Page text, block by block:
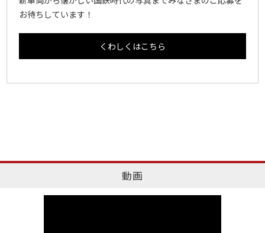
お待ちしています！
くわしくはこちら
動画